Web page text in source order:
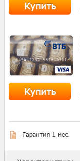
Купить
Купить
Гарантия 1 мес.